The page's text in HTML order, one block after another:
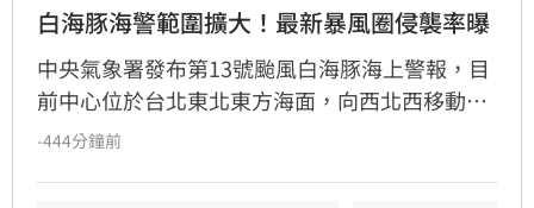
白海豚海警範圍擴大！最新暴風圈侵襲率曝
中央氣象署發布第13號颱風白海豚海上警報，目
前中心位於台北東北東方海面，向西北西移動，
暴風圈今明兩天將通過北部近海，對北部及東北
-444分鐘前